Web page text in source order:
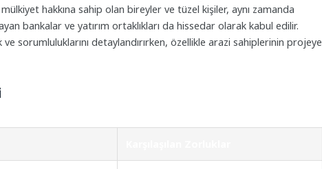
hakkına sahip olan bireyler ve tüzel kişiler, aynı zamanda
bankalar ve yatırım ortaklıkları da hissedar olarak kabul edilir.
sorumluluklarını detaylandırırken, özellikle arazi sahiplerinin projeye